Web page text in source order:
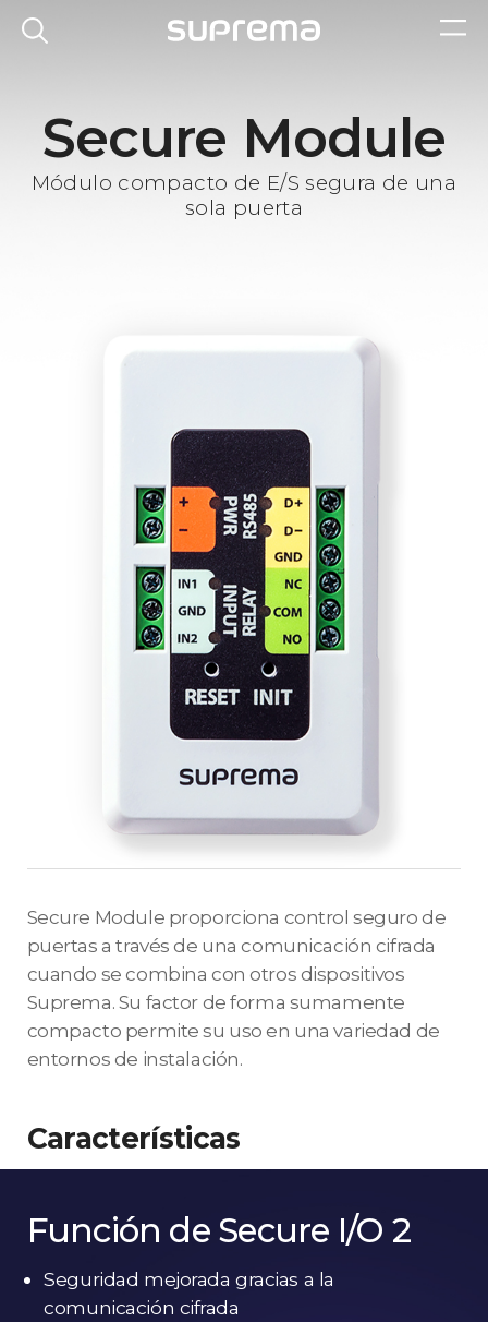
Secure Module
Módulo compacto de E/S segura de una
sola puerta
Secure Module proporciona control seguro de
puertas a través de una comunicación cifrada
cuando se combina con otros dispositivos
Suprema. Su factor de forma sumamente
compacto permite su uso en una variedad de
entornos de instalación.
Características
Función de Secure I/O 2
Seguridad mejorada gracias a la
comunicación cifrada